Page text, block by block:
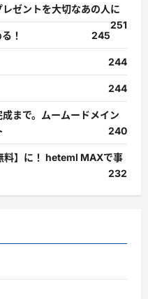
ゼントを大切なあの人に
251
！
245
244
244
まで。ムームードメイン
240
料】に！ heteml MAXで事
232